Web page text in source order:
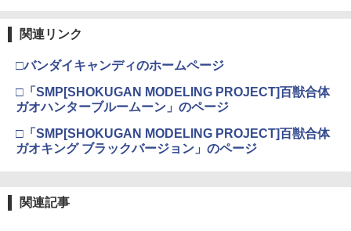
関連リンク
□バンダイキャンディのホームページ
□「SMP[SHOKUGAN MODELING PROJECT]百獣合体
ガオハンターブルームーン」のページ
□「SMP[SHOKUGAN MODELING PROJECT]百獣合体
ガオキング ブラックバージョン」のページ
関連記事